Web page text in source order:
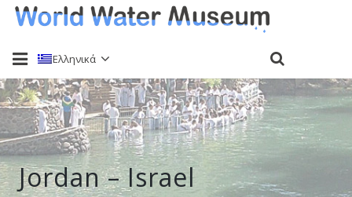
Αρχική
Σχετικά
Δειγματοληψίες
Ελληνικά
Jordan – Israel